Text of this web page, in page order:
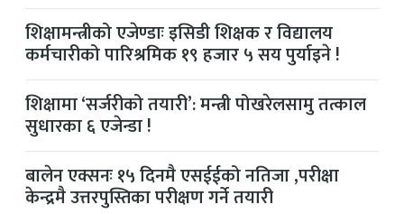
शिक्षामन्त्रीको एजेण्डाः इसिडी शिक्षक र विद्यालय
कर्मचारीको पारिश्रमिक १९ हजार ५ सय पुर्याइने !
शिक्षामा ‘सर्जरीको तयारी’: मन्त्री पोखरेलसामु तत्काल
सुधारका ६ एजेन्डा !
बालेन एक्सनः १५ दिनमै एसईईको नतिजा ,परीक्षा
केन्द्रमै उत्तरपुस्तिका परीक्षण गर्ने तयारी